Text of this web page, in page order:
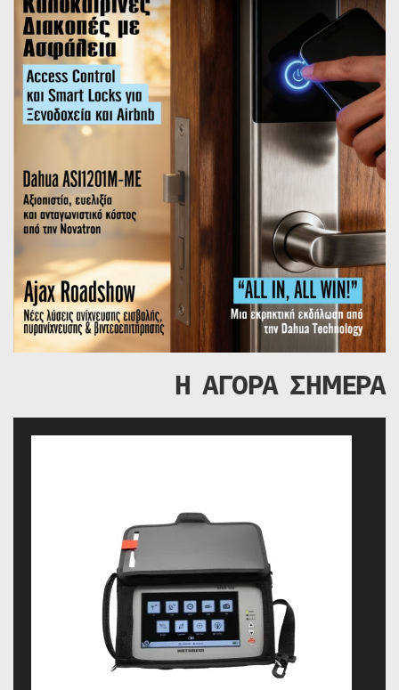
Η ΑΓΟΡΑ ΣΗΜΕΡΑ